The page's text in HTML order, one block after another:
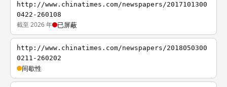
http://www.chinatimes.com/newspapers/2017101300
0422-260108
截至 2026 年 已屏蔽
http://www.chinatimes.com/newspapers/2018050300
0211-260202
间歇性